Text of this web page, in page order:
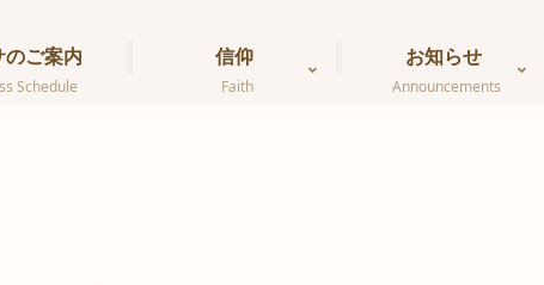
のご案内
Schedule
信仰
Faith
お知らせ
Announcements